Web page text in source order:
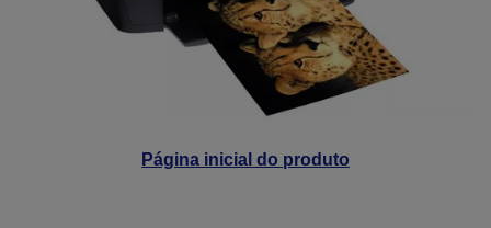
Página inicial do produto